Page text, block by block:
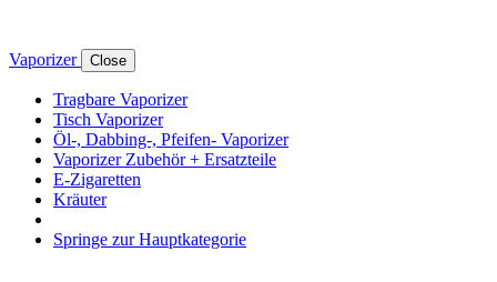
Vaporizer Close
Tragbare Vaporizer
Tisch Vaporizer
Öl-, Dabbing-, Pfeifen- Vaporizer
Vaporizer Zubehör + Ersatzteile
E-Zigaretten
Kräuter
Springe zur Hauptkategorie